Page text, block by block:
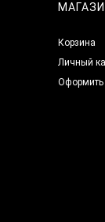
Корзина
Личный
Оформить